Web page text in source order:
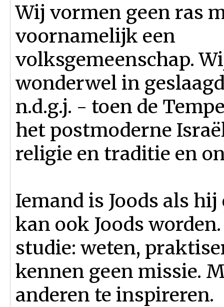
Wij vormen geen ras
voornamelijk een
volksgemeenschap.
wonderwel in
n.d.g.j. - toen de
het postmoderne
religie en traditie en
Iemand is Joods als hij
kan ook Joods
studie: weten,
kennen geen missie.
anderen te inspireren.